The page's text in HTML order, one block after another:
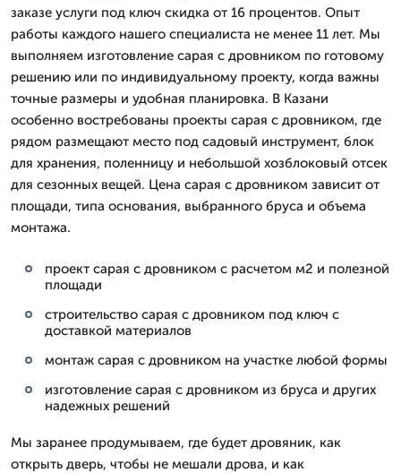
заказе услуги под ключ скидка от 16 процентов. Опыт
работы каждого нашего специалиста не менее 11 лет. Мы
выполняем изготовление сарая с дровником по готовому
решению или по индивидуальному проекту, когда важны
точные размеры и удобная планировка. В Казани
особенно востребованы проекты сарая с дровником, где
рядом размещают место под садовый инструмент, блок
для хранения, поленницу и небольшой хозблоковый отсек
для сезонных вещей. Цена сарая с дровником зависит от
площади, типа основания, выбранного бруса и объема
монтажа.
проект сарая с дровником с расчетом м2 и полезной
площади
строительство сарая с дровником под ключ с
доставкой материалов
монтаж сарая с дровником на участке любой формы
изготовление сарая с дровником из бруса и других
надежных решений
Мы заранее продумываем, где будет дровяник, как
открыть дверь, чтобы не мешали дрова, и как